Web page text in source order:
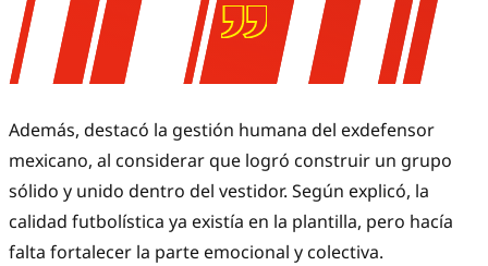
Además, destacó la gestión humana del exdefensor
mexicano, al considerar que logró construir un grupo
sólido y unido dentro del vestidor. Según explicó, la
calidad futbolística ya existía en la plantilla, pero hacía
falta fortalecer la parte emocional y colectiva.